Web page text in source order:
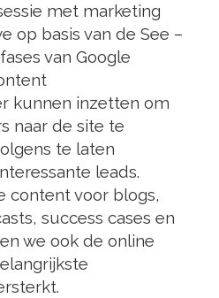
met marketing
op basis van de See –
van Google
kunnen inzetten om
naar de site te
te laten
leads.
content voor blogs,
success cases en
we ook de online